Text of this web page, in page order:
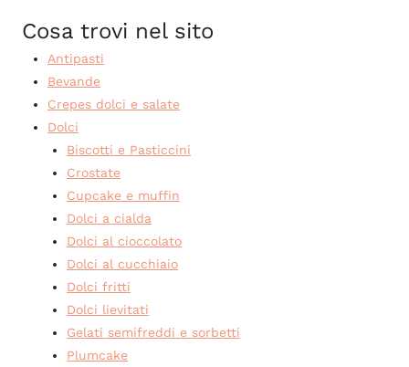
Cosa trovi nel sito
Antipasti
Bevande
Crepes dolci e salate
Dolci
Biscotti e Pasticcini
Crostate
Cupcake e muffin
Dolci a cialda
Dolci al cioccolato
Dolci al cucchiaio
Dolci fritti
Dolci lievitati
Gelati semifreddi e sorbetti
Plumcake